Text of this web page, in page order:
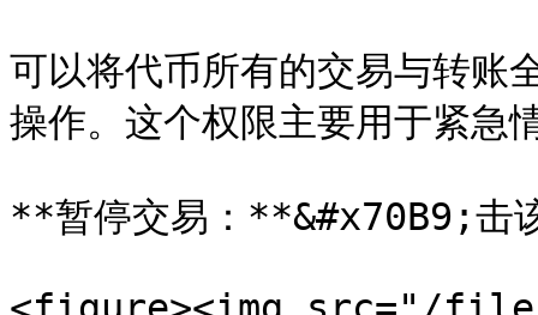
可以将代币所有的交易与转账
操作。这个权限主要用于紧急
**暂停交易：**&#x70B9;击